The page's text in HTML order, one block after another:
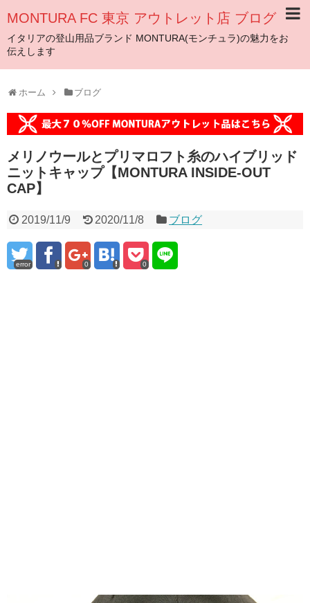
MONTURA FC 東京 アウトレット店 ブログ
イタリアの登山用品ブランド MONTURA(モンチュラ)の魅力をお
伝えします
ホーム ブログ
メリノウールとプリマロフト糸のハイブリッド
ニットキャップ【MONTURA INSIDE-OUT
CAP】
2019/11/9 2020/11/8 ブログ
error 0 0